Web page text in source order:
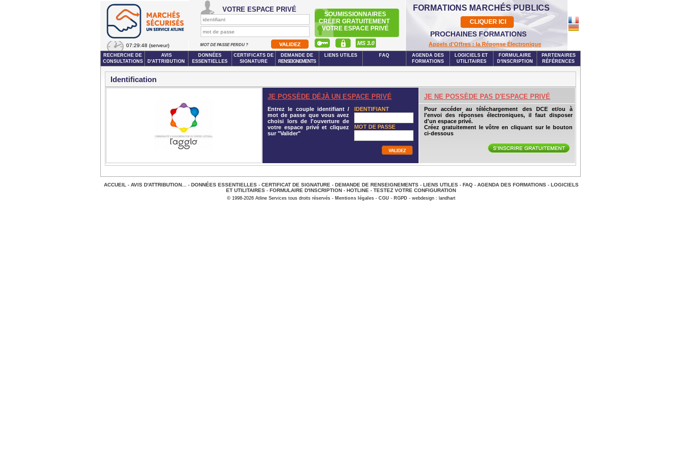
07:29:48 (serveur)
VOTRE ESPACE PRIVÉ
MOT DE PASSE PERDU ? MS 3.0
SOUMISSIONNAIRES
CRÉER GRATUITEMENT
VOTRE ESPACE PRIVÉ
FORMATIONS MARCHÉS PUBLICS
CLIQUER ICI
PROCHAINES FORMATIONS
Appels d'Offres : la Réponse Électronique
RECHERCHE DE
CONSULTATIONS
AVIS
D'ATTRIBUTION
DONNÉES
ESSENTIELLES
CERTIFICATS DE
SIGNATURE
DEMANDE DE
RENSEIGNEMENTS
LIENS UTILES FAQ
AGENDA DES
FORMATIONS
LOGICIELS ET
UTILITAIRES
FORMULAIRE
D'INSCRIPTION
PARTENAIRES
RÉFÉRENCES
Identification
JE POSSÈDE DÉJÀ UN ESPACE PRIVÉ
Entrez le couple identifiant /
mot de passe que vous avez
choisi lors de l'ouverture de
votre espace privé et cliquez
sur "Valider"
IDENTIFIANT
MOT DE PASSE
JE NE POSSÈDE PAS D'ESPACE PRIVÉ
Pour accéder au téléchargement des DCE et/ou à
l'envoi des réponses électroniques, il faut disposer
d'un espace privé.
Créez gratuitement le vôtre en cliquant sur le bouton
ci-dessous
ACCUEIL - AVIS D'ATTRIBUTION... - DONNÉES ESSENTIELLES- CERTIFICAT DE SIGNATURE - DEMANDE DE RENSEIGNEMENTS- LIENS UTILES- FAQ- AGENDA DES FORMATIONS- LOGICIELS
ET UTILITAIRES - FORMULAIRE D'INSCRIPTION - HOTLINE - TESTEZ VOTRE CONFIGURATION
© 1998-2026 Atline Services tous droits réservés - Mentions légales- CGU - RGPD - webdesign : landhart